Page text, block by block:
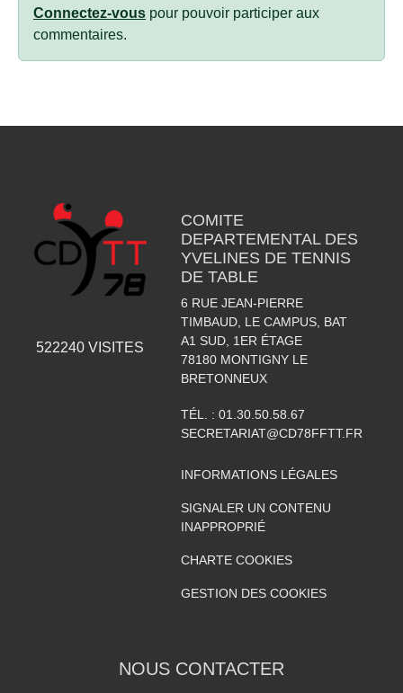
Connectez-vous pour pouvoir participer aux
commentaires.
522240 VISITES
COMITE
DEPARTEMENTAL DES
YVELINES DE TENNIS
DE TABLE
6 RUE JEAN-PIERRE
TIMBAUD, LE CAMPUS, BAT
A1 SUD, 1ER ÉTAGE
78180 MONTIGNY LE
BRETONNEUX
TÉL. : 01.30.50.58.67
SECRETARIAT@CD78FFTT.FR
INFORMATIONS LÉGALES
SIGNALER UN CONTENU
INAPPROPRIÉ
CHARTE COOKIES
GESTION DES COOKIES
NOUS CONTACTER